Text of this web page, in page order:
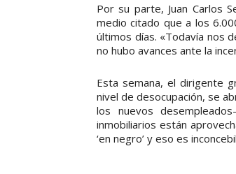
Por su parte, Juan Carlos
medio citado que a los
últimos días. «Todavía nos
no hubo avances ante la
Esta semana, el dirigente
nivel de desocupación, se
los nuevos
inmobiliarios están
‘en negro’ y eso es